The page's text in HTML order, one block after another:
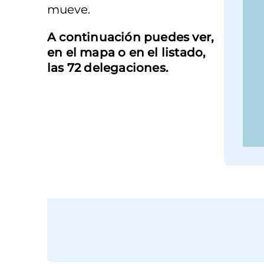
mueve.
A continuación puedes ver,
en el mapa o en el listado,
las 72 delegaciones.